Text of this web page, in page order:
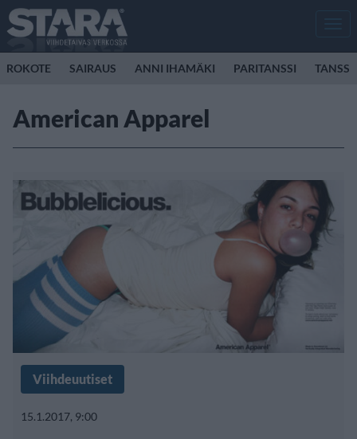
ROKOTE SAIRAUS ANNI IHAMÄKI PARITANSSI TANSSI
American Apparel
Viihdeuutiset
15.1.2017, 9:00